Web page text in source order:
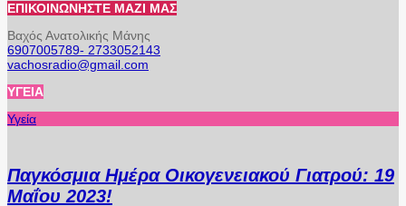
ΕΠΙΚΟΙΝΩΝΉΣΤΕ ΜΑΖΊ ΜΑΣ
Βαχός Ανατολικής Μάνης
6907005789- 2733052143
vachosradio@gmail.com
ΥΓΕΊΑ
Υγεία
Παγκόσμια Ημέρα Οικογενειακού Γιατρού: 19
Μαΐου 2023!